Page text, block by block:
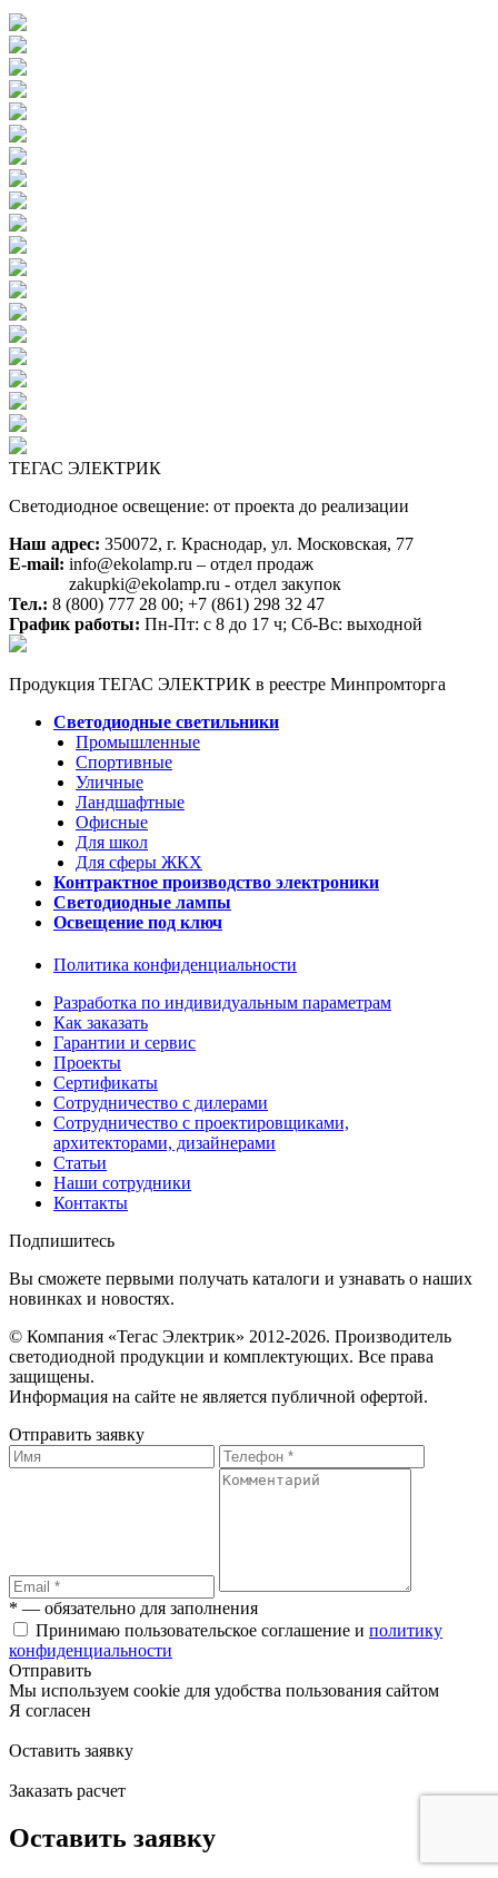
ТЕГАС ЭЛЕКТРИК
Светодиодное освещение: от проекта до реализации
Наш адрес: 350072, г. Краснодар, ул. Московская, 77
E-mail: info@ekolamp.ru – отдел продаж
zakupki@ekolamp.ru - отдел закупок
Тел.: 8 (800) 777 28 00; +7 (861) 298 32 47
График работы: Пн-Пт: с 8 до 17 ч; Сб-Вс: выходной
Продукция ТЕГАС ЭЛЕКТРИК в реестре Минпромторга
Светодиодные светильники
Промышленные
Спортивные
Уличные
Ландшафтные
Офисные
Для школ
Для сферы ЖКХ
Контрактное производство электроники
Светодиодные лампы
Освещение под ключ
Политика конфиденциальности
Разработка по индивидуальным параметрам
Как заказать
Гарантии и сервис
Проекты
Сертификаты
Сотрудничество с дилерами
Сотрудничество с проектировщиками,
архитекторами, дизайнерами
Статьи
Наши сотрудники
Контакты
Подпишитесь
Вы сможете первыми получать каталоги и узнавать о наших
новинках и новостях.
© Компания «Тегас Электрик» 2012-2026. Производитель
светодиодной продукции и комплектующих. Все права
защищены.
Информация на сайте не является публичной офертой.
Отправить заявку
* — обязательно для заполнения
Принимаю пользовательское соглашение и политику
конфиденциальности
Отправить
Мы используем cookie для удобства пользования сайтом
Я согласен
Оставить заявку
Заказать расчет
Оставить заявку